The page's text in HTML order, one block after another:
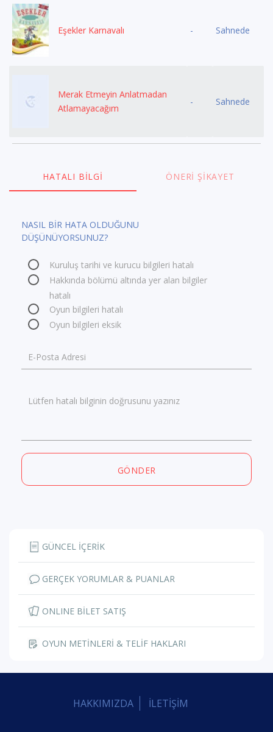
Eşekler Karnavalı - Sahnede
Merak Etmeyin Anlatmadan
Atlamayacağım
- Sahnede
HATALI BILGI ÖNERI ŞIKAYET
NASIL BİR HATA OLDUĞUNU
DÜŞÜNÜYORSUNUZ?
Kuruluş tarihi ve kurucu bilgileri hatalı
Hakkında bölümü altında yer alan bilgiler
hatalı
Oyun bilgileri hatalı
Oyun bilgileri eksik
E-Posta Adresi
Lütfen hatalı bilginin doğrusunu yazınız
GÖNDER
GÜNCEL İÇERİK
GERÇEK YORUMLAR & PUANLAR
ONLINE BİLET SATIŞ
OYUN METİNLERİ & TELİF HAKLARI
HAKKIMIZDA İLETİŞİM